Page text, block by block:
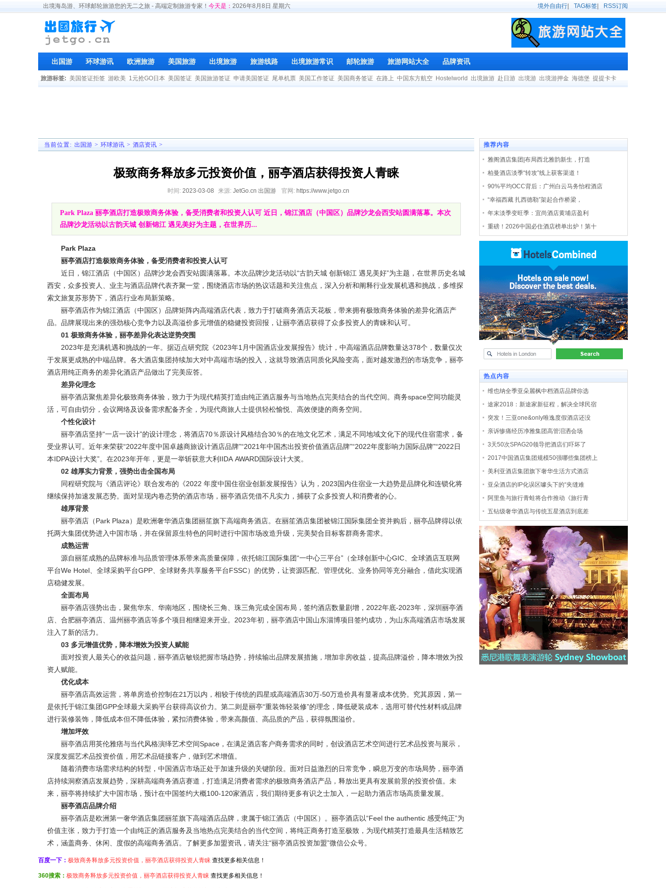
出境海岛游、环球邮轮旅游您的无二之旅 - 高端定制旅游专家！ 今天是： 2026年8月8日 星期六 境外自由行 TAG标签 RSS订阅
出国游 环球游讯 欧洲旅游 美国旅游 出境旅游 旅游线路 出境旅游常识 邮轮旅游 旅游网站大全 品牌资讯
旅游标签: 美国签证拒签 游欧美 1元抢GO日本 美国签证 美国旅游签证 申请美国签证 尾单机票 美国工作签证 美国商务签证 在路上 中国东方航空 Hostelworld 出境旅游 赴日游 出境游 出境游押金 海德堡 提提卡卡
当前位置: 出国游 > 环球游讯 > 酒店资讯 >
极致商务释放多元投资价值，丽亭酒店获得投资人青睐
时间: 2023-03-08 来源: JetGo.cn 出国游 官网: https://www.jetgo.cn
Park Plaza 丽亭酒店打造极致商务体验，备受消费者和投资人认可 近日，锦江酒店（中国区）品牌沙龙会西安站圆满落幕。本次
品牌沙龙活动以古韵天城 创新锦江 遇见美好为主题，在世界历...
Park Plaza
丽亭酒店打造极致商务体验，备受消费者和投资人认可
近日，锦江酒店（中国区）品牌沙龙会西安站圆满落幕。本次品牌沙龙活动以“古韵天城 创新锦江 遇见美好”为主题，在世界历史名城
西安，众多投资人、业主与酒店品牌代表齐聚一堂，围绕酒店市场的热议话题和关注焦点，深入分析和阐释行业发展机遇和挑战，多维探
索文旅复苏形势下，酒店行业布局新策略。
丽亭酒店作为锦江酒店（中国区）品牌矩阵内高端酒店代表，致力于打破商务酒店天花板，带来拥有极致商务体验的差异化酒店产
品。品牌展现出来的强劲核心竞争力以及高溢价多元增值的稳健投资回报，让丽亭酒店获得了众多投资人的青睐和认可。
01 极致商务体验，丽亭差异化表达逆势突围
2023年是充满机遇和挑战的一年。据迈点研究院《2023年1月中国酒店业发展报告》统计，中高端酒店品牌数量达378个，数量仅次
于发展更成熟的中端品牌。各大酒店集团持续加大对中高端市场的投入，这就导致酒店同质化风险变高，面对越发激烈的市场竞争，丽亭
酒店用纯正商务的差异化酒店产品做出了完美应答。
差异化理念
丽亭酒店聚焦差异化极致商务体验，致力于为现代精英打造由纯正酒店服务与当地热点完美结合的当代空间。商务space空间功能灵
活，可自由切分，会议网络及设备需求配备齐全，为现代商旅人士提供轻松愉悦、高效便捷的商务空间。
个性化设计
丽亭酒店坚持“一店一设计”的设计理念，将酒店70％原设计风格结合30％的在地文化艺术，满足不同地域文化下的现代住宿需求，备
受业界认可。近年来荣获“2022年度中国卓越商旅设计酒店品牌”“2021年中国杰出投资价值酒店品牌”“2022年度影响力国际品牌”“2022日
本IDPA设计大奖”。在2023年开年，更是一举斩获意大利IIDA AWARD国际设计大奖。
02 雄厚实力背景，强势出击全国布局
同程研究院与《酒店评论》联合发布的《2022 年度中国住宿业创新发展报告》认为，2023国内住宿业一大趋势是品牌化和连锁化将
继续保持加速发展态势。面对呈现内卷态势的酒店市场，丽亭酒店凭借不凡实力，捕获了众多投资人和消费者的心。
雄厚背景
丽亭酒店（Park Plaza）是欧洲奢华酒店集团丽笙旗下高端商务酒店。在丽笙酒店集团被锦江国际集团全资并购后，丽亭品牌得以依
托两大集团优势进入中国市场，并在保留原生特色的同时进行中国市场改造升级，完美契合目标客群商务需求。
成熟运营
源自丽笙成熟的品牌标准与品质管理体系带来高质量保障，依托锦江国际集团“一中心三平台”（全球创新中心GIC、全球酒店互联网
平台We Hotel、全球采购平台GPP、全球财务共享服务平台FSSC）的优势，让资源匹配、管理优化、业务协同等充分融合，借此实现酒
店稳健发展。
全面布局
丽亭酒店强势出击，聚焦华东、华南地区，围绕长三角、珠三角完成全国布局，签约酒店数量剧增，2022年底-2023年，深圳丽亭酒
店、合肥丽亭酒店、温州丽亭酒店等多个项目相继迎来开业。2023年初，丽亭酒店中国山东淄博项目签约成功，为山东高端酒店市场发展
注入了新的活力。
03 多元增值优势，降本增效为投资人赋能
面对投资人最关心的收益问题，丽亭酒店敏锐把握市场趋势，持续输出品牌发展措施，增加非房收益，提高品牌溢价，降本增效为投
资人赋能。
优化成本
丽亭酒店高效运营，将单房造价控制在21万以内，相较于传统的四星或高端酒店30万-50万造价具有显著成本优势。究其原因，第一
是依托于锦江集团GPP全球最大采购平台获得高议价力。第二则是丽亭“重装饰轻装修”的理念，降低硬装成本，选用可替代性材料或品牌
进行装修装饰，降低成本但不降低体验，紧扣消费体验，带来高颜值、高品质的产品，获得氛围溢价。
增加坪效
丽亭酒店用英伦雅痞与当代风格演绎艺术空间Space，在满足酒店客户商务需求的同时，创设酒店艺术空间进行艺术品投资与展示，
深度发掘艺术品投资价值，用艺术品链接客户，做到艺术增值。
随着消费市场需求结构的转型，中国酒店市场正处于加速升级的关键阶段。面对日益激烈的日常竞争，瞬息万变的市场局势，丽亭酒
店持续洞察酒店发展趋势，深耕高端商务酒店赛道，打造满足消费者需求的极致商务酒店产品，释放出更具有发展前景的投资价值。未
来，丽亭将持续扩大中国市场，预计在中国签约大概100-120家酒店，我们期待更多有识之士加入，一起助力酒店市场高质量发展。
丽亭酒店品牌介绍
丽亭酒店是欧洲第一奢华酒店集团丽笙旗下高端酒店品牌，隶属于锦江酒店（中国区）。丽亭酒店以“Feel the authentic 感受纯正”为
价值主张，致力于打造一个由纯正的酒店服务及当地热点完美结合的当代空间，将纯正商务打造至极致，为现代精英打造最具生活精致艺
术，涵盖商务、休闲、度假的高端商务酒店。了解更多加盟资讯，请关注“丽亭酒店投资加盟”微信公众号。
百度一下： 极致商务释放多元投资价值，丽亭酒店获得投资人青睐 查找更多相关信息！
360搜索： 极致商务释放多元投资价值，丽亭酒店获得投资人青睐 查找更多相关信息！
推荐内容
雅阁酒店集团|布局西北雅韵新生，打造
柏曼酒店淡季“转攻”线上获客渠道！
90%平均OCC背后：广州白云马务怡程酒店
“幸福西藏 扎西德勒”架起合作桥梁，
年末淡季变旺季：宜尚酒店黄埔店盈利
重磅！2026中国必住酒店榜单出炉！第十
热点内容
维也纳全季亚朵麗枫中档酒店品牌你选
途家2018：新途家新征程，解决全球民宿
突发！三亚one&only唯逸度假酒店还没
亲诉惨痛经历净雅集团高管泪洒会场
3天50次SPAG20领导把酒店们吓坏了
2017中国酒店集团规模50强哪些集团榜上
美利亚酒店集团旗下奢华生活方式酒店
亚朵酒店的IP化误区噱头下的“夹缝难
阿里鱼与旅行青蛙将合作推动《旅行青
五钻级奢华酒店与传统五星酒店到底差